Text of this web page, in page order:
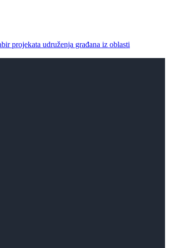
projekata udruženja građana iz oblasti